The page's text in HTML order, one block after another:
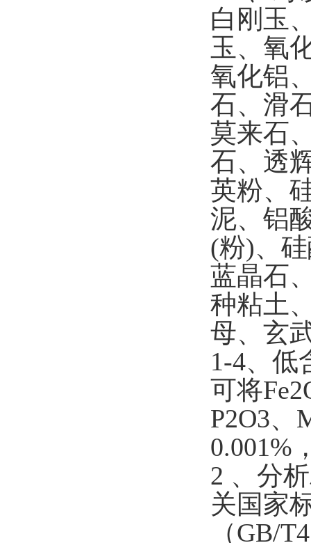
白刚玉
玉、氧
氧化铝
石、滑
莫来石
石、透
英粉、
泥、铝
(粉)、
蓝晶石
种粘土
母、 玄
1-4、低
可将
P2O3、
0.001%
2 、分
关国家
（GB/